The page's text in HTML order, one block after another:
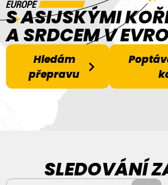
S ASIJSKÝMI
A SRDCEM V
Hledám
přepravu
SLEDOVÁNÍ